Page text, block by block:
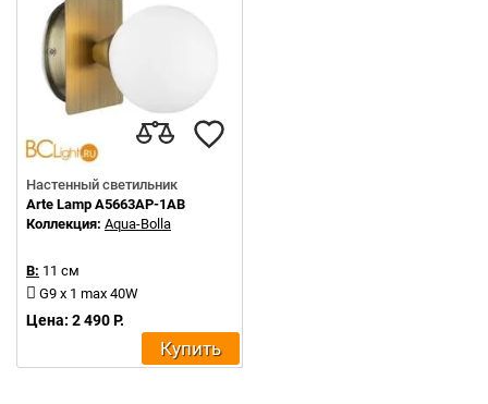
Настенный светильник
Arte Lamp A5663AP-1AB
Коллекция: Aqua-Bolla
В: 11 см
G9 x 1 max 40W
Цена: 2 490 Р.
Купить